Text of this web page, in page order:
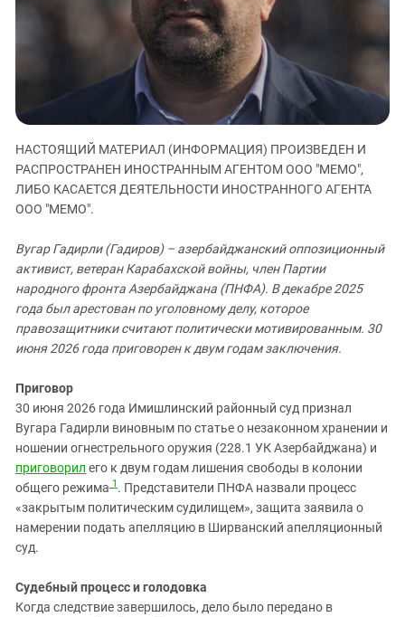
ЗАСТАВЛЯЕТ
КАВКАЗ ЗА ПАЛЕСТИНУ
ИНАКОМЫСЛИЕ В ЧЕЧНЕ
ПРЕСЛЕДОВАНИЕ АКТИВИСТОВ
МОБИЛИЗАЦИЯ И ПРОТЕСТЫ
Ингушетия
Кабардино-Балкария
Калмыкия
Карачаево-Черкесия
Краснодарский край
Нагорный Карабах
Российская Федерация
Северная Осетия - Алания
СКФО
Ставропольский край
Чечня
Южный Кавказ
ЮФО
НАСТОЯЩИЙ МАТЕРИАЛ (ИНФОРМАЦИЯ) ПРОИЗВЕДЕН И
РАСПРОСТРАНЕН ИНОСТРАННЫМ АГЕНТОМ ООО "МЕМО",
ЛИБО КАСАЕТСЯ ДЕЯТЕЛЬНОСТИ ИНОСТРАННОГО АГЕНТА
ООО "МЕМО".
Вугар Гадирли (Гадиров) – азербайджанский оппозиционный
активист, ветеран Карабахской войны, член Партии
народного фронта Азербайджана (ПНФА). В декабре 2025
года был арестован по уголовному делу, которое
правозащитники считают политически мотивированным. 30
июня 2026 года приговорен к двум годам заключения.
Приговор
30 июня 2026 года Имишлинский районный суд признал
Вугара Гадирли виновным по статье о незаконном хранении и
ношении огнестрельного оружия (228.1 УК Азербайджана) и
приговорил его к двум годам лишения свободы в колонии
общего режима 1 . Представители ПНФА назвали процесс
«закрытым политическим судилищем», защита заявила о
намерении подать апелляцию в Ширванский апелляционный
суд.
Судебный процесс и голодовка
Когда следствие завершилось, дело было передано в